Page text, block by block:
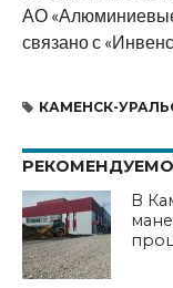
АО «Алюминиевые
связано с
КАМЕНСК-
В